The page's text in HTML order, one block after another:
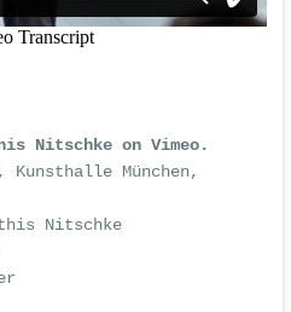
Nitschkeon Vimeo.
München,
Nitschke